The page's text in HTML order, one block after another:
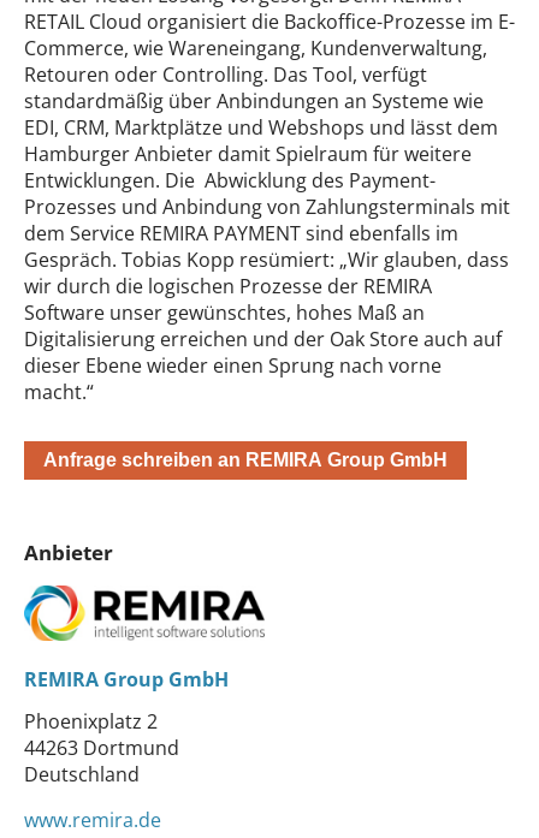
RETAIL Cloud organisiert die Backoffice-Prozesse im E-
Commerce, wie Wareneingang, Kundenverwaltung,
Retouren oder Controlling. Das Tool, verfügt
standardmäßig über Anbindungen an Systeme wie
EDI, CRM, Marktplätze und Webshops und lässt dem
Hamburger Anbieter damit Spielraum für weitere
Entwicklungen. Die Abwicklung des Payment-
Prozesses und Anbindung von Zahlungsterminals mit
dem Service REMIRA PAYMENT sind ebenfalls im
Gespräch. Tobias Kopp resümiert: „Wir glauben, dass
wir durch die logischen Prozesse der REMIRA
Software unser gewünschtes, hohes Maß an
Digitalisierung erreichen und der Oak Store auch auf
dieser Ebene wieder einen Sprung nach vorne
macht.“
Anfrage schreiben an REMIRA Group GmbH
Anbieter
REMIRA Group GmbH
Phoenixplatz 2
44263 Dortmund
Deutschland
www.remira.de